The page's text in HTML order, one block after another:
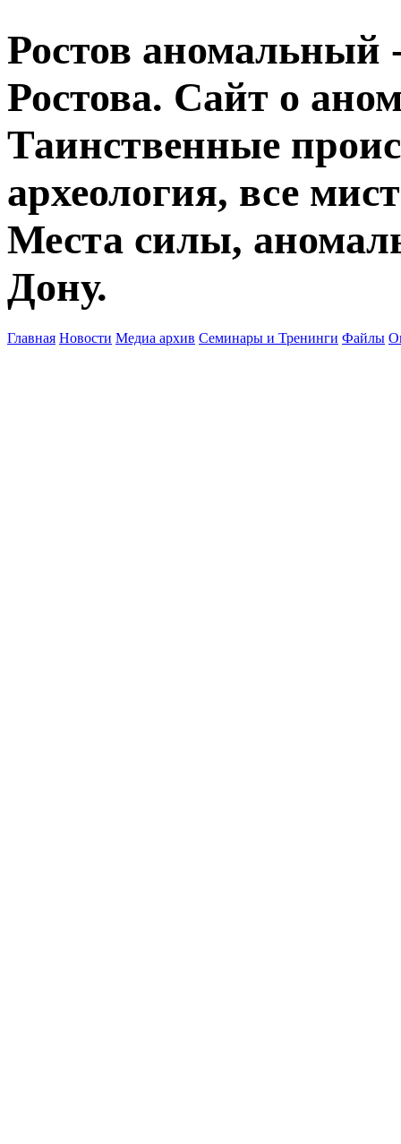
Ростов аномальный
Ростова. Сайт о
Таинственные
археология, все
Места силы,
Дону.
Главная Новости Медиа архив Семинары и Тренинги Файлы